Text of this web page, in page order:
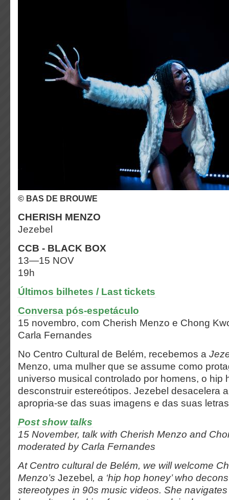
© BAS DE BROUWE
CHERISH MENZO
Jezebel
CCB - BLACK BOX
13—15 NOV
19h
Últimos bilhetes / Last tickets
Conversa pós-espetáculo
15 novembro, com Cherish Menzo e Chong
Carla Fernandes
No Centro Cultural de Belém, recebemos a
Menzo, uma mulher que se assume como
universo musical controlado por homens, o hip
desconstruir estereótipos. Jezebel desacelera
apropria-se das suas imagens e das suas
Post show talks
15 November, talk with Cherish Menzo and
moderated by Carla Fernandes
At Centro cultural de Belém, we will welcome
Menzo’s Jezebel , a ‘hip hop honey’ who
stereotypes in 90s music videos. She